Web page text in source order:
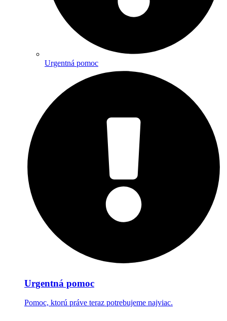
Urgentná pomoc
Urgentná pomoc
Pomoc, ktorú práve teraz potrebujeme najviac.